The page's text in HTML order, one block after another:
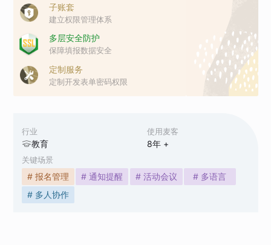
行业
教育
使用麦客
8年 +
关键场景
# 报名管理 # 通知提醒 # 活动会议
# 多语言
# 多人协作
子账套
建立权限管理体系
多层安全防护
保障填报数据安全
定制服务
定制开发表单密码权限